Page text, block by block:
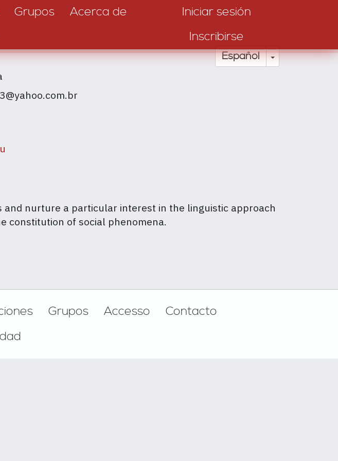
Grupos
Acerca de
Iniciar sesión
Inscribirse
Español Toggle
nurture a particular interest in the linguistic approach
constitution of social phenomena.
Grupos Accesso
Contacto